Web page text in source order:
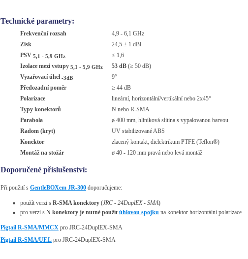
Technické parametry:
Frekvenční rozsah
4,9 - 6,1 GHz
Zisk
24,5 ± 1 dBi
PSV 5,1 - 5,9 GHz
≤ 1,6
Izolace mezi vstupy 5,1 - 5,9 GHz 53 dB (≥ 50 dB)
Vyzařovací úhel -3dB
9°
Předozadní poměr
≥ 44 dB
Polarizace
lineární, horizontální/vertikální nebo 2x45°
Typy konektorů
N nebo R-SMA
Parabola
ø 400 mm, hliníková slitina s vypalovanou barvou
Radom (kryt)
UV stabilizované ABS
Konektor
zlacený kontakt, dielektrikum PTFE (Teflon®)
Montáž na stožár
ø 40 - 120 mm pravá nebo levá montáž
Doporučené příslušenství:
Při použití s GentleBOXem JR-300 doporučujeme:
použít verzi s R-SMA konektory (JRC - 24DuplEX - SMA)
pro verzi s N konektory je nutné použít úhlovou spojku na konektor horizontální polarizace
Pigtail R-SMA/MMCX pro JRC-24DuplEX-SMA
Pigtail R-SMA/UF.L pro JRC-24DuplEX-SMA